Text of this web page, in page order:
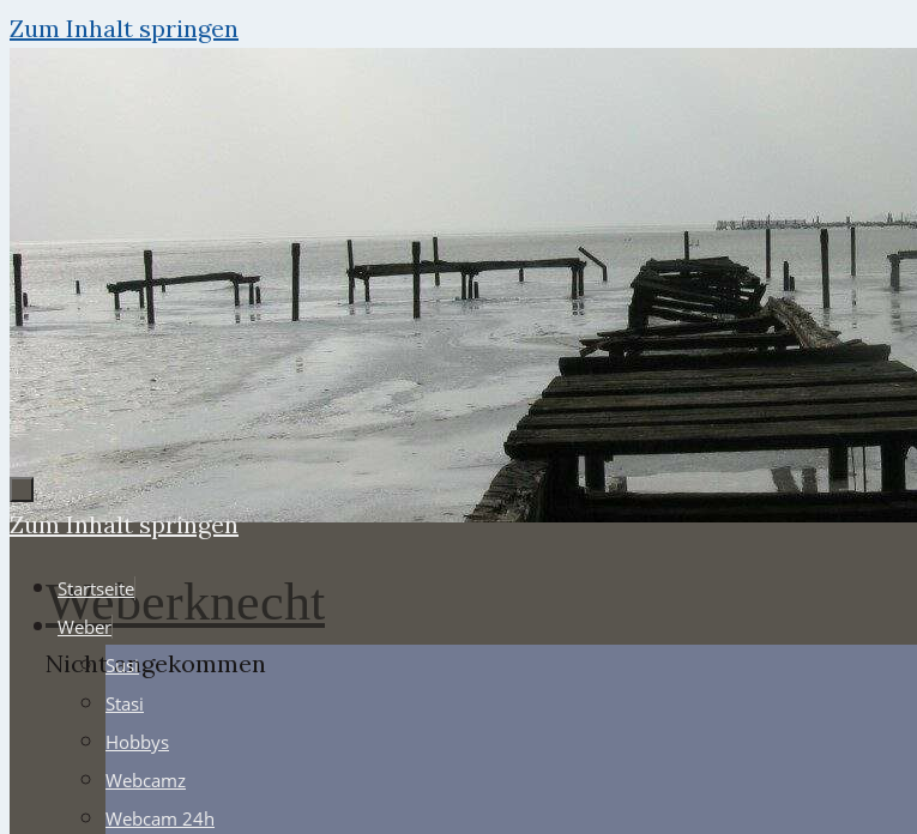
Zum Inhalt springen
Weberknecht
Nicht angekommen
Zum Inhalt springen
Startseite
Weber
Susi
Stasi
Hobbys
Webcamz
Webcam 24h